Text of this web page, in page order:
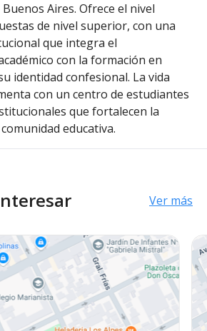
Aires. Ofrece el nivel
de nivel superior, con una
que integra el
con la formación en
identidad confesional. La vida
con un centro de estudiantes
que fortalecen la
educativa.
Ver más